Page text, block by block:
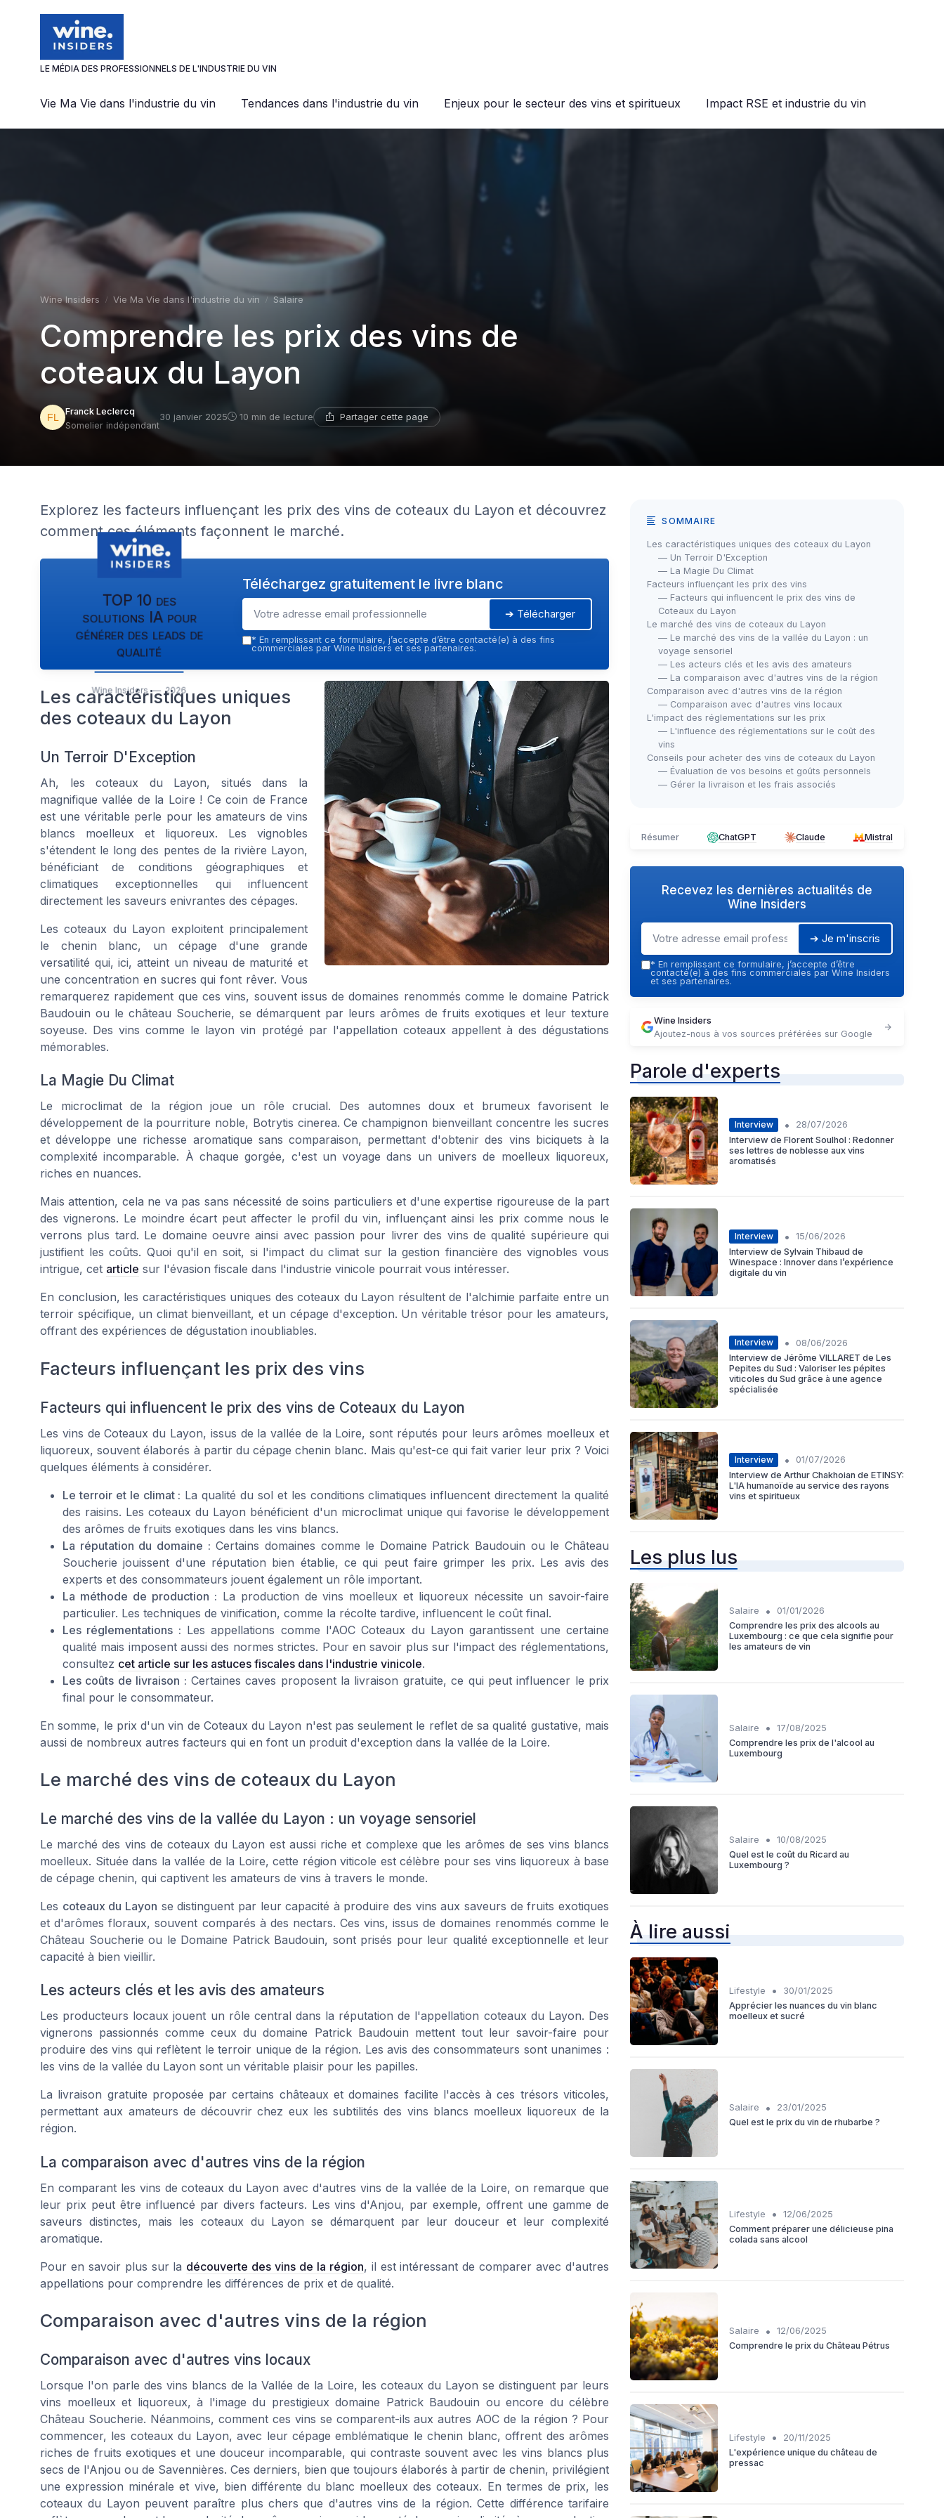
LE MÉDIA DES PROFESSIONNELS DE L'INDUSTRIE DU VIN
Vie Ma Vie dans l'industrie du vin Tendances dans l'industrie du vin Enjeux pour le secteur des vins et spiritueux Impact RSE et industrie du vin
Wine Insiders Vie Ma Vie dans l'industrie du vin Salaire
Comprendre les prix des vins de
coteaux du Layon
Franck Leclercq
Somelier indépendant
30 janvier 2025 10 min de lecture Partager cette page
Explorez les facteurs influençant les prix des vins de coteaux du Layon et découvrez
comment ces éléments façonnent le marché.
TOP 10 des
solutions IA pour
générer des leads de
qualité
Wine Insiders — 2026
Téléchargez gratuitement le livre blanc
➔ Télécharger
* En remplissant ce formulaire, j’accepte d’être contacté(e) à des fins
commerciales par Wine Insiders et ses partenaires.
Les caractéristiques uniques
des coteaux du Layon
Un Terroir D'Exception
Ah, les coteaux du Layon, situés dans la
magnifique vallée de la Loire ! Ce coin de France
est une véritable perle pour les amateurs de vins
blancs moelleux et liquoreux. Les vignobles
s'étendent le long des pentes de la rivière Layon,
bénéficiant de conditions géographiques et
climatiques exceptionnelles qui influencent
directement les saveurs enivrantes des cépages.
Les coteaux du Layon exploitent principalement
le chenin blanc, un cépage d'une grande
versatilité qui, ici, atteint un niveau de maturité et
une concentration en sucres qui font rêver. Vous
remarquerez rapidement que ces vins, souvent issus de domaines renommés comme le domaine Patrick
Baudouin ou le château Soucherie, se démarquent par leurs arômes de fruits exotiques et leur texture
soyeuse. Des vins comme le layon vin protégé par l'appellation coteaux appellent à des dégustations
mémorables.
La Magie Du Climat
Le microclimat de la région joue un rôle crucial. Des automnes doux et brumeux favorisent le
développement de la pourriture noble, Botrytis cinerea. Ce champignon bienveillant concentre les sucres
et développe une richesse aromatique sans comparaison, permettant d'obtenir des vins biciquets à la
complexité incomparable. À chaque gorgée, c'est un voyage dans un univers de moelleux liquoreux,
riches en nuances.
Mais attention, cela ne va pas sans nécessité de soins particuliers et d'une expertise rigoureuse de la part
des vignerons. Le moindre écart peut affecter le profil du vin, influençant ainsi les prix comme nous le
verrons plus tard. Le domaine oeuvre ainsi avec passion pour livrer des vins de qualité supérieure qui
justifient les coûts. Quoi qu'il en soit, si l'impact du climat sur la gestion financière des vignobles vous
intrigue, cet article sur l'évasion fiscale dans l'industrie vinicole pourrait vous intéresser.
En conclusion, les caractéristiques uniques des coteaux du Layon résultent de l'alchimie parfaite entre un
terroir spécifique, un climat bienveillant, et un cépage d'exception. Un véritable trésor pour les amateurs,
offrant des expériences de dégustation inoubliables.
Facteurs influençant les prix des vins
Facteurs qui influencent le prix des vins de Coteaux du Layon
Les vins de Coteaux du Layon, issus de la vallée de la Loire, sont réputés pour leurs arômes moelleux et
liquoreux, souvent élaborés à partir du cépage chenin blanc. Mais qu'est-ce qui fait varier leur prix ? Voici
quelques éléments à considérer.
Le terroir et le climat : La qualité du sol et les conditions climatiques influencent directement la qualité
des raisins. Les coteaux du Layon bénéficient d'un microclimat unique qui favorise le développement
des arômes de fruits exotiques dans les vins blancs.
La réputation du domaine : Certains domaines comme le Domaine Patrick Baudouin ou le Château
Soucherie jouissent d'une réputation bien établie, ce qui peut faire grimper les prix. Les avis des
experts et des consommateurs jouent également un rôle important.
La méthode de production : La production de vins moelleux et liquoreux nécessite un savoir-faire
particulier. Les techniques de vinification, comme la récolte tardive, influencent le coût final.
Les réglementations : Les appellations comme l'AOC Coteaux du Layon garantissent une certaine
qualité mais imposent aussi des normes strictes. Pour en savoir plus sur l'impact des réglementations,
consultez cet article sur les astuces fiscales dans l'industrie vinicole.
Les coûts de livraison : Certaines caves proposent la livraison gratuite, ce qui peut influencer le prix
final pour le consommateur.
En somme, le prix d'un vin de Coteaux du Layon n'est pas seulement le reflet de sa qualité gustative, mais
aussi de nombreux autres facteurs qui en font un produit d'exception dans la vallée de la Loire.
Le marché des vins de coteaux du Layon
Le marché des vins de la vallée du Layon : un voyage sensoriel
Le marché des vins de coteaux du Layon est aussi riche et complexe que les arômes de ses vins blancs
moelleux. Située dans la vallée de la Loire, cette région viticole est célèbre pour ses vins liquoreux à base
de cépage chenin, qui captivent les amateurs de vins à travers le monde.
Les coteaux du Layon se distinguent par leur capacité à produire des vins aux saveurs de fruits exotiques
et d'arômes floraux, souvent comparés à des nectars. Ces vins, issus de domaines renommés comme le
Château Soucherie ou le Domaine Patrick Baudouin, sont prisés pour leur qualité exceptionnelle et leur
capacité à bien vieillir.
Les acteurs clés et les avis des amateurs
Les producteurs locaux jouent un rôle central dans la réputation de l'appellation coteaux du Layon. Des
vignerons passionnés comme ceux du domaine Patrick Baudouin mettent tout leur savoir-faire pour
produire des vins qui reflètent le terroir unique de la région. Les avis des consommateurs sont unanimes :
les vins de la vallée du Layon sont un véritable plaisir pour les papilles.
La livraison gratuite proposée par certains châteaux et domaines facilite l'accès à ces trésors viticoles,
permettant aux amateurs de découvrir chez eux les subtilités des vins blancs moelleux liquoreux de la
région.
La comparaison avec d'autres vins de la région
En comparant les vins de coteaux du Layon avec d'autres vins de la vallée de la Loire, on remarque que
leur prix peut être influencé par divers facteurs. Les vins d'Anjou, par exemple, offrent une gamme de
saveurs distinctes, mais les coteaux du Layon se démarquent par leur douceur et leur complexité
aromatique.
Pour en savoir plus sur la découverte des vins de la région, il est intéressant de comparer avec d'autres
appellations pour comprendre les différences de prix et de qualité.
Comparaison avec d'autres vins de la région
Comparaison avec d'autres vins locaux
Lorsque l'on parle des vins blancs de la Vallée de la Loire, les coteaux du Layon se distinguent par leurs
vins moelleux et liquoreux, à l'image du prestigieux domaine Patrick Baudouin ou encore du célèbre
Château Soucherie. Néanmoins, comment ces vins se comparent-ils aux autres AOC de la région ? Pour
commencer, les coteaux du Layon, avec leur cépage emblématique le chenin blanc, offrent des arômes
riches de fruits exotiques et une douceur incomparable, qui contraste souvent avec les vins blancs plus
secs de l'Anjou ou de Savennières. Ces derniers, bien que toujours élaborés à partir de chenin, privilégient
une expression minérale et vive, bien différente du blanc moelleux des coteaux. En termes de prix, les
coteaux du Layon peuvent paraître plus chers que d'autres vins de la région. Cette différence tarifaire
SOMMAIRE
Les caractéristiques uniques des coteaux du Layon
— Un Terroir D'Exception
— La Magie Du Climat
Facteurs influençant les prix des vins
— Facteurs qui influencent le prix des vins de
Coteaux du Layon
Le marché des vins de coteaux du Layon
— Le marché des vins de la vallée du Layon : un
voyage sensoriel
— Les acteurs clés et les avis des amateurs
— La comparaison avec d'autres vins de la région
Comparaison avec d'autres vins de la région
— Comparaison avec d'autres vins locaux
L'impact des réglementations sur les prix
— L'influence des réglementations sur le coût des
vins
Conseils pour acheter des vins de coteaux du Layon
— Évaluation de vos besoins et goûts personnels
— Gérer la livraison et les frais associés
Résumer ChatGPT Claude Mistral
Recevez les dernières actualités de
Wine Insiders
➔ Je m'inscris
* En remplissant ce formulaire, j’accepte d’être
contacté(e) à des fins commerciales par Wine Insiders
et ses partenaires.
Wine Insiders
Ajoutez-nous à vos sources préférées sur Google
Parole d'experts
Interview •
28/07/2026
Interview de Florent Soulhol : Redonner
ses lettres de noblesse aux vins
aromatisés
Interview •
15/06/2026
Interview de Sylvain Thibaud de
Winespace : Innover dans l’expérience
digitale du vin
Interview •
08/06/2026
Interview de Jérôme VILLARET de Les
Pepites du Sud : Valoriser les pépites
viticoles du Sud grâce à une agence
spécialisée
Interview •
01/07/2026
Interview de Arthur Chakhoian de ETINSY:
L'IA humanoïde au service des rayons
vins et spiritueux
Les plus lus
Salaire •
01/01/2026
Comprendre les prix des alcools au
Luxembourg : ce que cela signifie pour
les amateurs de vin
Salaire •
17/08/2025
Comprendre les prix de l'alcool au
Luxembourg
Salaire •
10/08/2025
Quel est le coût du Ricard au
Luxembourg ?
À lire aussi
Lifestyle •
30/01/2025
Apprécier les nuances du vin blanc
moelleux et sucré
Salaire •
23/01/2025
Quel est le prix du vin de rhubarbe ?
Lifestyle •
12/06/2025
Comment préparer une délicieuse pina
colada sans alcool
Salaire •
12/06/2025
Comprendre le prix du Château Pétrus
Lifestyle •
20/11/2025
L'expérience unique du château de
pressac